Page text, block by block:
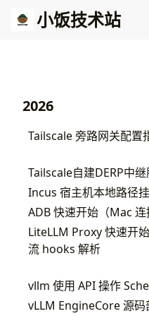
小饭技术站
2026
Tailscale 旁路网关配置
Tailscale自建DERP中
Incus 宿主机本地路径
ADB 快速开始（Mac 连
LiteLLM Proxy 快速开
流 hooks 解析
vllm 使用 API 操作
vLLM EngineCore 源